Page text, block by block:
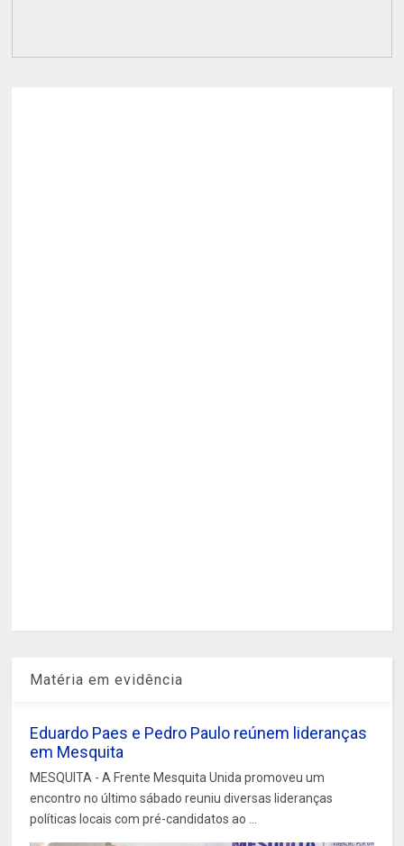
Matéria em evidência
Eduardo Paes e Pedro Paulo reúnem lideranças
em Mesquita
MESQUITA - A Frente Mesquita Unida promoveu um
encontro no último sábado reuniu diversas lideranças
políticas locais com pré-candidatos ao ...